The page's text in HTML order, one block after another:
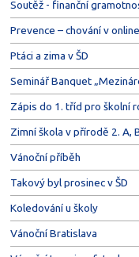
Soutěž - finanční
Prevence – chování v
Ptáci a zima v ŠD
Seminář Banquet
Zápis do 1. tříd pro školní
Zimní škola v přírodě 2. A,
Vánoční příběh
Takový byl prosinec v ŠD
Koledování u školy
Vánoční Bratislava